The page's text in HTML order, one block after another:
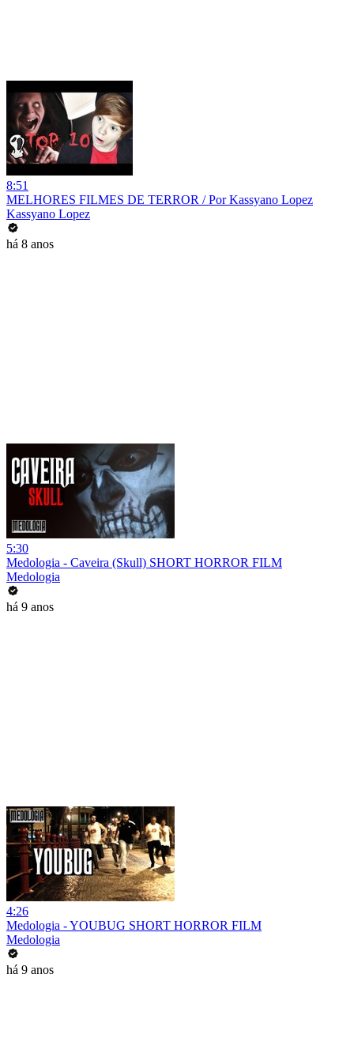
8:51
MELHORES FILMES DE TERROR / Por Kassyano Lopez
Kassyano Lopez
há 8 anos
5:30
Medologia - Caveira (Skull) SHORT HORROR FILM
Medologia
há 9 anos
4:26
Medologia - YOUBUG SHORT HORROR FILM
Medologia
há 9 anos